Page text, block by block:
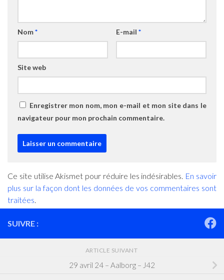
Nom* E-mail *
Site web
Enregistrer mon nom, mon e-mail et mon site dans le
navigateur pour mon prochain commentaire.
Ce site utilise Akismet pour réduire les indésirables. En savoir
plus sur la façon dont les données de vos commentaires sont
traitées.
SUIVRE :
ARTICLE SUIVANT
29 avril 24 – Aalborg – J42